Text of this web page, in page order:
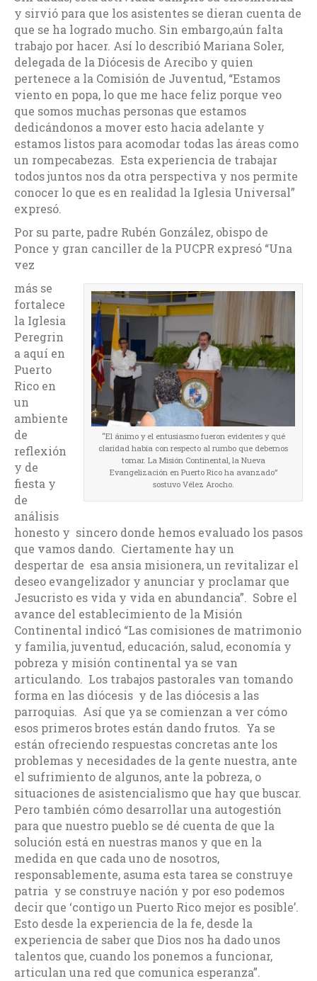
y sirvió para que los asistentes se dieran cuenta de
que se ha logrado mucho. Sin embargo,aún falta
trabajo por hacer. Así lo describió Mariana Soler,
delegada de la Diócesis de Arecibo y quien
pertenece a la Comisión de Juventud, “Estamos
viento en popa, lo que me hace feliz porque veo
que somos muchas personas que estamos
dedicándonos a mover esto hacia adelante y
estamos listos para acomodar todas las áreas como
un rompecabezas. Esta experiencia de trabajar
todos juntos nos da otra perspectiva y nos permite
conocer lo que es en realidad la Iglesia Universal”
expresó.
Por su parte, padre Rubén González, obispo de
Ponce y gran canciller de la PUCPR expresó “Una
vez
“El ánimo y el entusiasmo fueron evidentes y qué
claridad había con respecto al rumbo que debemos
tomar. La Misión Continental, la Nueva
Evangelización en Puerto Rico ha avanzado”
sostuvo Vélez Arocho.
más se
fortalece
la Iglesia
Peregrin
a aquí en
Puerto
Rico en
un
ambiente
de
reflexión
y de
fiesta y
de
análisis
honesto y sincero donde hemos evaluado los pasos
que vamos dando. Ciertamente hay un
despertar de esa ansia misionera, un revitalizar el
deseo evangelizador y anunciar y proclamar que
Jesucristo es vida y vida en abundancia”. Sobre el
avance del establecimiento de la Misión
Continental indicó “Las comisiones de matrimonio
y familia, juventud, educación, salud, economía y
pobreza y misión continental ya se van
articulando. Los trabajos pastorales van tomando
forma en las diócesis y de las diócesis a las
parroquias. Así que ya se comienzan a ver cómo
esos primeros brotes están dando frutos. Ya se
están ofreciendo respuestas concretas ante los
problemas y necesidades de la gente nuestra, ante
el sufrimiento de algunos, ante la pobreza, o
situaciones de asistencialismo que hay que buscar.
Pero también cómo desarrollar una autogestión
para que nuestro pueblo se dé cuenta de que la
solución está en nuestras manos y que en la
medida en que cada uno de nosotros,
responsablemente, asuma esta tarea se construye
patria y se construye nación y por eso podemos
decir que ‘contigo un Puerto Rico mejor es posible’.
Esto desde la experiencia de la fe, desde la
experiencia de saber que Dios nos ha dado unos
talentos que, cuando los ponemos a funcionar,
articulan una red que comunica esperanza”.